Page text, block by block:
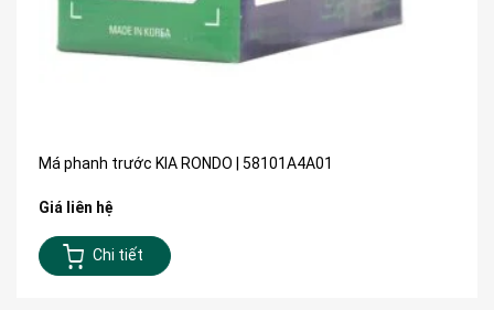
Má phanh trước KIA RONDO | 58101A4A01
Giá liên hệ
Chi tiết